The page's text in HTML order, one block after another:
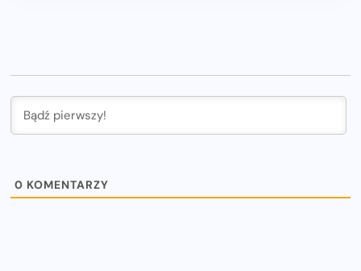
0 KOMENTARZY